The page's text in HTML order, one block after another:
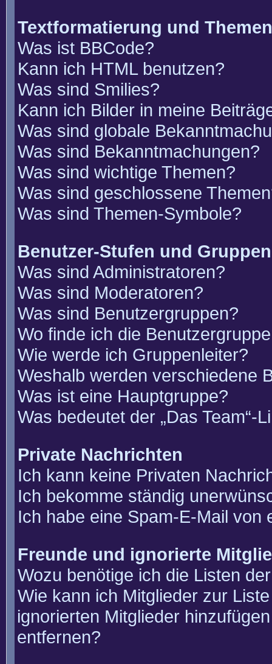
Textformatierung und
Was ist BBCode?
Kann ich HTML benutzen?
Was sind Smilies?
Kann ich Bilder in meine
Was sind globale
Was sind Bekanntmachungen?
Was sind wichtige Themen?
Was sind geschlossene
Was sind Themen-Symbole?
Benutzer-Stufen und Gruppen
Was sind Administratoren?
Was sind Moderatoren?
Was sind Benutzergruppen?
Wo finde ich die
Wie werde ich Gruppenleiter?
Weshalb werden verschiedene
Was ist eine Hauptgruppe?
Was bedeutet der „Das Team“-
Private Nachrichten
Ich kann keine Privaten
Ich bekomme ständig
Ich habe eine Spam-E-Mail von
Freunde und ignorierte
Wozu benötige ich die Listen
Wie kann ich Mitglieder zur
ignorierten Mitglieder
entfernen?